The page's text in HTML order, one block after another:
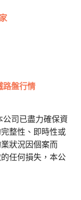
路盤行情
公司已盡力確保資
整性、即時性或
狀況因個案而
任何損失，本公